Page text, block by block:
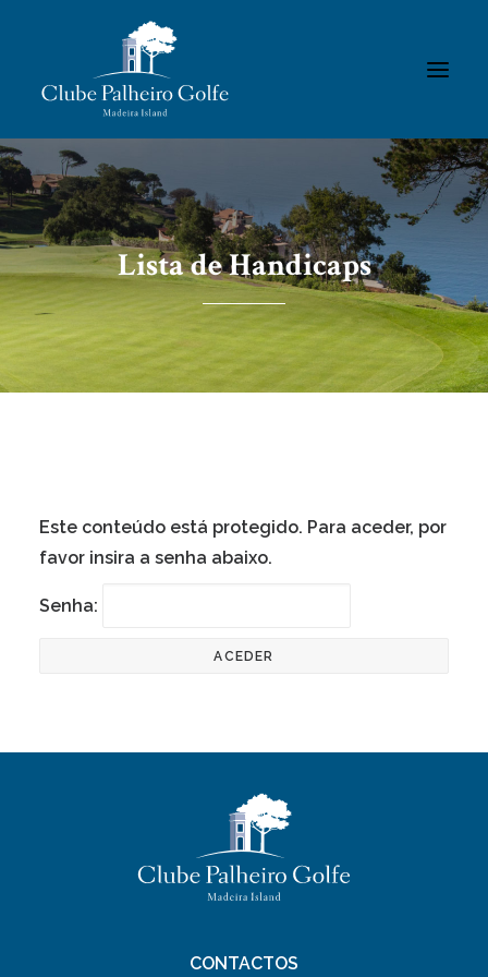
INÍCIO
O CLUBE
ACADEMIA
ASSOCIADOS / RESULTADOS
TORNEIOS
GALERIAS
Lista de Handicaps
Este conteúdo está protegido. Para aceder, por
favor insira a senha abaixo.
Senha:
CONTACTOS